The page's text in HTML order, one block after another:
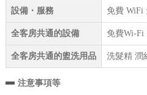
設備・服務 免費 WiFi
全客房共通的設備 免費Wi-Fi
全客房共通的盥洗用品 洗髮精 潤
注意事項等